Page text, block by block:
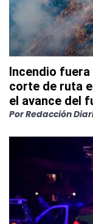
Incendio
corte de ruta
el avance del
PorRedacción